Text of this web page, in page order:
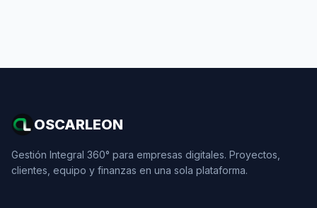
OSCARLEON
Gestión Integral 360° para empresas digitales. Proyectos,
clientes, equipo y finanzas en una sola plataforma.